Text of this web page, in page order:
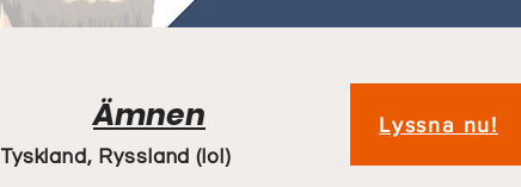
Ämnen
Tyskland, Ryssland (lol)
Lyssna nu!